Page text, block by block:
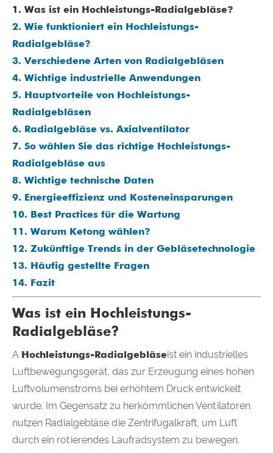
1. Was ist ein Hochleistungs-Radialgebläse?
2. Wie funktioniert ein Hochleistungs-
Radialgebläse?
3. Verschiedene Arten von Radialgebläsen
4. Wichtige industrielle Anwendungen
5. Hauptvorteile von Hochleistungs-
Radialgebläsen
6. Radialgebläse vs. Axialventilator
7. So wählen Sie das richtige Hochleistungs-
Radialgebläse aus
8. Wichtige technische Daten
9. Energieeffizienz und Kosteneinsparungen
10. Best Practices für die Wartung
11. Warum Ketong wählen?
12. Zukünftige Trends in der Gebläsetechnologie
13. Häufig gestellte Fragen
14. Fazit
Was ist ein Hochleistungs-
Radialgebläse?
A Hochleistungs-Radialgebläseist ein industrielles
Luftbewegungsgerät, das zur Erzeugung eines hohen
Luftvolumenstroms bei erhöhtem Druck entwickelt
wurde. Im Gegensatz zu herkömmlichen Ventilatoren
nutzen Radialgebläse die Zentrifugalkraft, um Luft
durch ein rotierendes Laufradsystem zu bewegen.